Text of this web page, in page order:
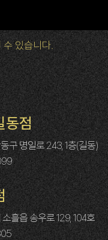
수 있습니다.
동점
구 명일로 243, 1층(길동)
흘읍 송우로 129, 104호